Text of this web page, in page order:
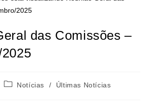
das Comissões –
Notícias / Últimas Notícias